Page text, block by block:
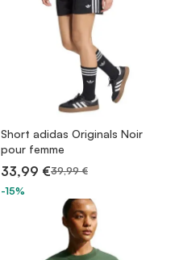
Short adidas Originals Noir
pour femme
33,99 €39,99 €
-15%